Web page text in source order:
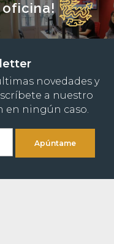
oficina!
novedades y
a nuestro
en ningún caso.